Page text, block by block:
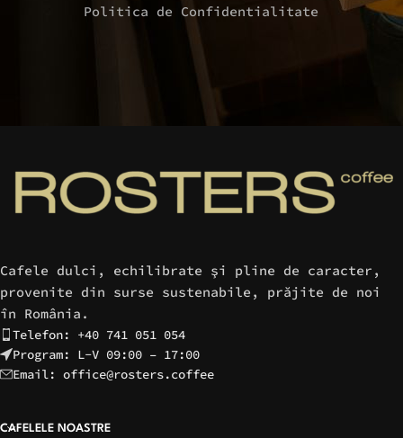
Politica de Confidentialitate
Cafele dulci, echilibrate şi pline de caracter,
provenite din surse sustenabile, prăjite de noi
în România.
Telefon: +40 741 051 054
Program: L-V 09:00 – 17:00
Email: office@rosters.coffee
CAFELELE NOASTRE